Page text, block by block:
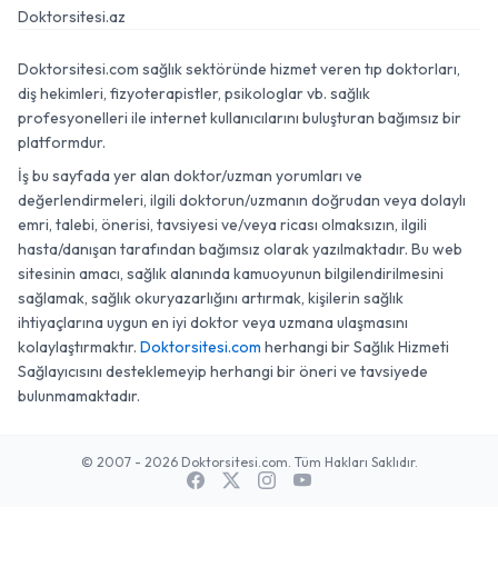
Doktorsitesi.az
Doktorsitesi.com sağlık sektöründe hizmet veren tıp doktorları,
diş hekimleri, fizyoterapistler, psikologlar vb. sağlık
profesyonelleri ile internet kullanıcılarını buluşturan bağımsız bir
platformdur.
İş bu sayfada yer alan doktor/uzman yorumları ve
değerlendirmeleri, ilgili doktorun/uzmanın doğrudan veya dolaylı
emri, talebi, önerisi, tavsiyesi ve/veya ricası olmaksızın, ilgili
hasta/danışan tarafından bağımsız olarak yazılmaktadır. Bu web
sitesinin amacı, sağlık alanında kamuoyunun bilgilendirilmesini
sağlamak, sağlık okuryazarlığını artırmak, kişilerin sağlık
ihtiyaçlarına uygun en iyi doktor veya uzmana ulaşmasını
kolaylaştırmaktır. Doktorsitesi.com herhangi bir Sağlık Hizmeti
Sağlayıcısını desteklemeyip herhangi bir öneri ve tavsiyede
bulunmamaktadır.
© 2007 - 2026 Doktorsitesi.com. Tüm Hakları Saklıdır.